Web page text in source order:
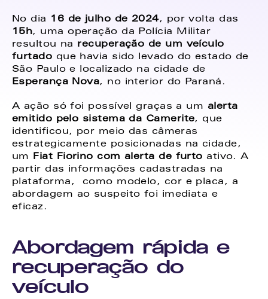
No dia 16 de julho de 2024
15h, uma operação da Polícia Militar
resultou na recuperação de um veículo
furtado que havia sido levado do estado de
Esperança Nova, no interior do Paraná.
A ação só foi possível graças a um alerta
emitido pelo sistema da Camerite, que
identificou, por meio das câmeras
estrategicamente posicionadas na cidade,
um Fiat Fiorino com alerta de furto ativo. A
partir das informações cadastradas na
plataforma,  como modelo, cor e placa, a
abordagem ao suspeito foi imediata e
eficaz.
Abordagem rápida e
recuperação do
veículo